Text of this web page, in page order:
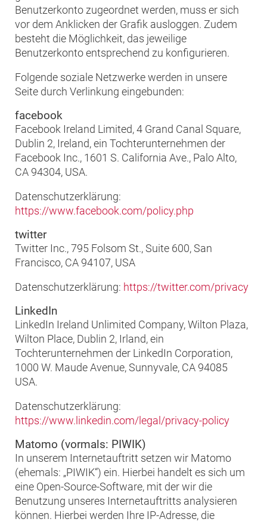
Benutzerkonto zugeordnet werden, muss er sich
vor dem Anklicken der Grafik ausloggen. Zudem
besteht die Möglichkeit, das jeweilige
Benutzerkonto entsprechend zu konfigurieren.
Folgende soziale Netzwerke werden in unsere
Seite durch Verlinkung eingebunden:
facebook
Facebook Ireland Limited, 4 Grand Canal Square,
Dublin 2, Ireland, ein Tochterunternehmen der
Facebook Inc., 1601 S. California Ave., Palo Alto,
CA 94304, USA.
Datenschutzerklärung:
https://www.facebook.com/policy.php
twitter
Twitter Inc., 795 Folsom St., Suite 600, San
Francisco, CA 94107, USA
Datenschutzerklärung: https://twitter.com/privacy
LinkedIn
LinkedIn Ireland Unlimited Company, Wilton Plaza,
Wilton Place, Dublin 2, Irland, ein
Tochterunternehmen der LinkedIn Corporation,
1000 W. Maude Avenue, Sunnyvale, CA 94085
USA.
Datenschutzerklärung:
https://www.linkedin.com/legal/privacy-policy
Matomo (vormals: PIWIK)
In unserem Internetauftritt setzen wir Matomo
(ehemals: „PIWIK“) ein. Hierbei handelt es sich um
eine Open-Source-Software, mit der wir die
Benutzung unseres Internetauftritts analysieren
können. Hierbei werden Ihre IP-Adresse, die